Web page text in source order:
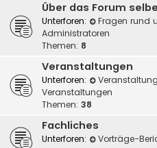
Über das Forum
Unterforen: Fragen rund
Administratoren
Themen: 8
Veranstaltungen
Unterforen:
Veranstaltungen
Themen: 38
Fachliches
Unterforen: Vorträge-